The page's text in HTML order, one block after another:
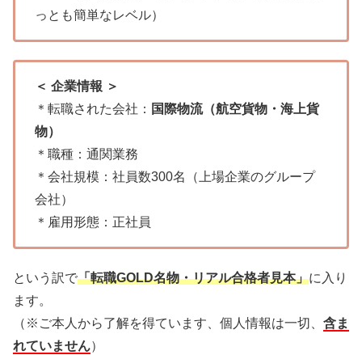
っとも簡単なレベル）
＜ 企業情報 ＞
＊転職された会社： 国際物流（航空貨物・海上貨
物）
＊職種：通関業務
＊会社規模：社員数300名（上場企業のグループ
会社）
＊雇用形態：正社員
という訳で「転職GOLD名物・リアル合格者見本」に入り
ます。
（※ご本人から了解を得ています、個人情報は一切、 含ま
れていません）